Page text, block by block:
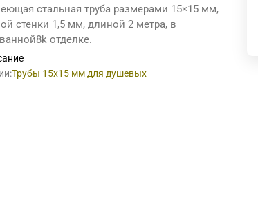
стальная труба размерами 15×15 мм,
стенки 1,5 мм, длиной 2 метра, в
отделке.
Трубы 15х15 мм для душевых